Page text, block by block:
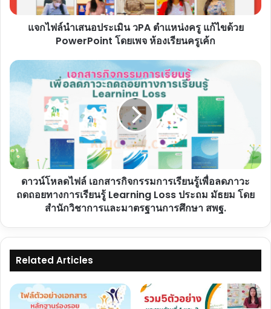
แก้ไข
เพจ
ห้องเรียน
แจกไฟล์นำเสนอประเมิน วPA ตำแหน่งครู แก้ไขด้วย
PowerPoint โดยเพจ ห้องเรียนครูเค้ก
ดาวน์โหลด
เพื่อ
ลด
ภาวะ
ถดถอย
Loss
มัธยม
โดย
ดาวน์โหลดไฟล์ เอกสารกิจกรรมการเรียนรู้เพื่อลดภาวะ
ถดถอยทางการเรียนรู้ Learning Loss ประถม มัธยม โดย
สำนักวิชาการและมาตรฐานการศึกษา สพฐ.
Related Articles